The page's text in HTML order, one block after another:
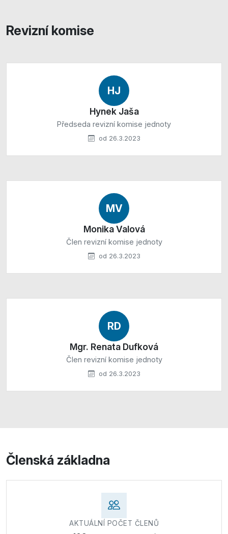
Revizní komise
HJ
Hynek Jaša
Předseda revizní komise jednoty
od 26.3.2023
MV
Monika Valová
Člen revizní komise jednoty
od 26.3.2023
RD
Mgr. Renata Dufková
Člen revizní komise jednoty
od 26.3.2023
Členská základna
AKTUÁLNÍ POČET ČLENŮ